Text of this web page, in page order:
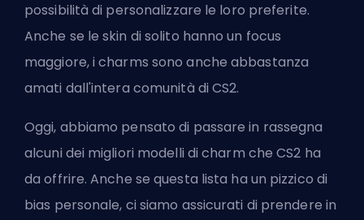
possibilità di personalizzare le loro preferite.
Anche se le skin di solito hanno un focus
maggiore, i charms sono anche abbastanza
amati dall'intera comunità di CS2.
Oggi, abbiamo pensato di passare in rassegna
alcuni dei migliori modelli di charm che CS2 ha
da offrire. Anche se questa lista ha un pizzico di
bias personale, ci siamo assicurati di prendere in